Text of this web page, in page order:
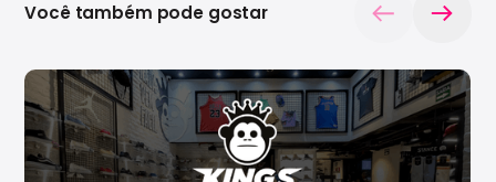
Você também pode gostar